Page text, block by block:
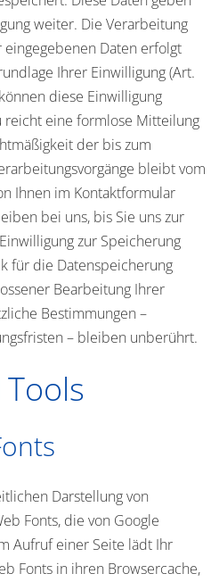
weiter. Die Verarbeitung
Daten erfolgt
Ihrer Einwilligung (Art.
diese Einwilligung
eine formlose Mitteilung
der bis zum
bleibt vom
Ihnen im Kontaktformular
bei uns, bis Sie uns zur
zur Speicherung
für die Datenspeicherung
Bearbeitung Ihrer
Bestimmungen –
– bleiben unberührt.
Darstellung von
Fonts, die von Google
Aufruf einer Seite lädt Ihr
Fonts in ihren Browsercache,